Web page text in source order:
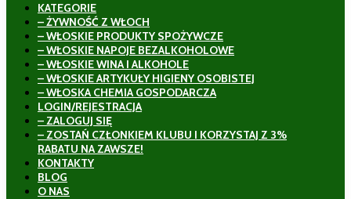
KATEGORIE
– ŻYWNOŚĆ Z WŁOCH
– WŁOSKIE PRODUKTY SPOŻYWCZE
– WŁOSKIE NAPOJE BEZALKOHOLOWE
– WŁOSKIE WINA I ALKOHOLE
– WŁOSKIE ARTYKUŁY HIGIENY OSOBISTEJ
– WŁOSKA CHEMIA GOSPODARCZA
LOGIN/REJESTRACJA
– ZALOGUJ SIĘ
– ZOSTAŃ CZŁONKIEM KLUBU I KORZYSTAJ Z 3%
RABATU NA ZAWSZE!
KONTAKTY
BLOG
O NAS